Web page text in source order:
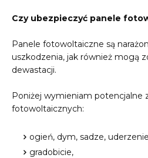
Czy ubezpieczyć panele
Panele fotowoltaiczne są
uszkodzenia, jak również mogą
dewastacji.
Poniżej wymieniam potencjalne
fotowoltaicznych:
ogień, dym, sadze,
gradobicie,